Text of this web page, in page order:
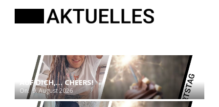
AUF DICH,… CHEERS!
On: 9. August 2026